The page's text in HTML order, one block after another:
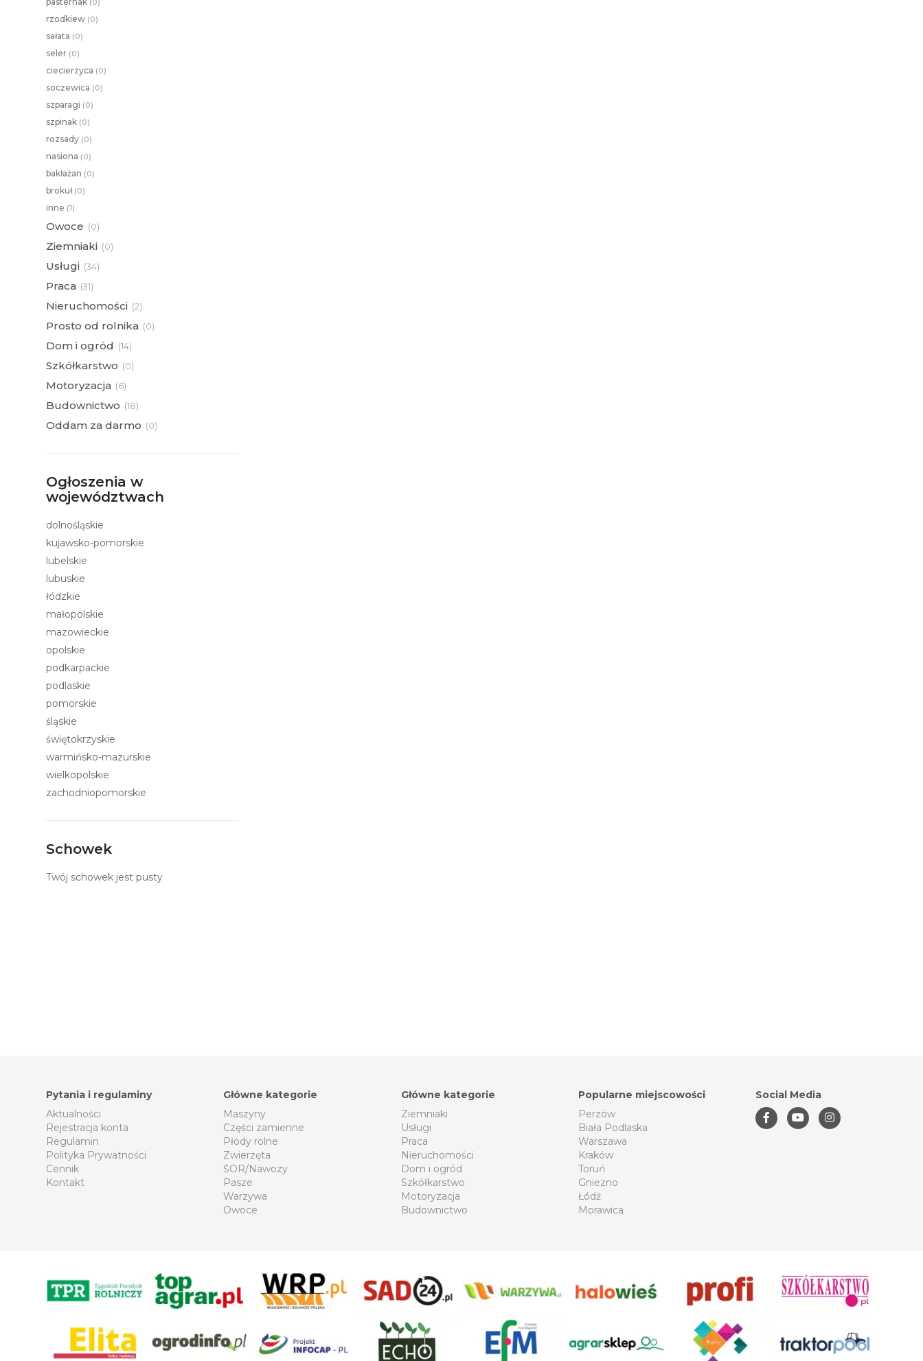
(0)
rzodkiew (0)
sałata (0)
seler (0)
ciecierzyca (0)
soczewica (0)
szparagi (0)
szpinak (0)
rozsady (0)
nasiona (0)
bakłażan (0)
brokuł(0)
inne (1)
Owoce (0)
Ziemniaki (0)
Usługi (34)
Praca (31)
Nieruchomości (2)
Prosto od rolnika (0)
Dom i ogród (14)
Szkółkarstwo (0)
Motoryzacja (6)
Budownictwo (18)
Oddam za darmo (0)
Ogłoszenia w
województwach
dolnośląskie
kujawsko-pomorskie
lubelskie
lubuskie
łódzkie
małopolskie
mazowieckie
opolskie
podkarpackie
podlaskie
pomorskie
śląskie
świętokrzyskie
warmińsko-mazurskie
wielkopolskie
zachodniopomorskie
Schowek
Twój schowek jest pusty
Pytania i regulaminy
Aktualności
Rejestracja konta
Regulamin
Polityka Prywatności
Cennik
Kontakt
Główne kategorie
Maszyny
Części zamienne
Płody rolne
Zwierzęta
ŚOR/Nawozy
Pasze
Warzywa
Owoce
Główne kategorie
Ziemniaki
Usługi
Praca
Nieruchomości
Dom i ogród
Szkółkarstwo
Motoryzacja
Budownictwo
Popularne miejscowości
Perzów
Biała Podlaska
Warszawa
Kraków
Toruń
Gniezno
Łódź
Morawica
Social Media